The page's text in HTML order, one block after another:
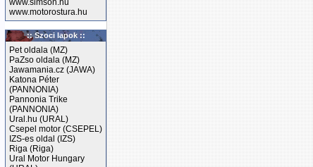
www.simson.hu
www.motorostura.hu
:: Szoci lapok ::
Pet oldala (MZ)
PaZso oldala (MZ)
Jawamania.cz (JAWA)
Katona Péter
(PANNONIA)
Pannonia Trike
(PANNONIA)
Ural.hu (URAL)
Csepel motor (CSEPEL)
IZS-es oldal (IZS)
Riga (Riga)
Ural Motor Hungary